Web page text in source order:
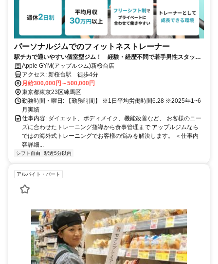
パーソナルジムでのフィットネストレーナー
駅チカで通いやすい個室型ジム！ 経験・経歴不問で若手男性スタッフ
活躍中！「平均報酬30万円以上」「※2025年4月実績」
Apple GYM(アップルジム)新桜台店
アクセス: 新桜台駅 徒歩4分
月給300,000円～500,000円
東京都東京23区練馬区
勤務時間・曜日: 【勤務時間】 ※1日平均労働時間6.28 ※2025年1~6
月実績
仕事内容: ダイエット、ボディメイク、機能改善など、 お客様のニー
ズに合わせたトレーニング指導から食事管理まで アップルジムなら
ではの海外式トレーニングでお客様の悩みを解決します。 ＜仕事内
容詳細...
シフト自由 駅近5分以内
アルバイト・パート